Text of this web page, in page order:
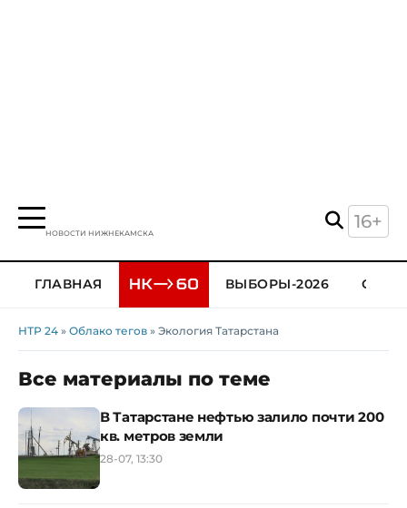
НОВОСТИ НИЖНЕКАМСКА
16+
ГЛАВНАЯ ВЫБОРЫ-2026
НТР 24 » Облако тегов » Экология Татарстана
Все материалы по теме
В Татарстане нефтью залило почти 200
кв. метров земли
28-07, 13:30